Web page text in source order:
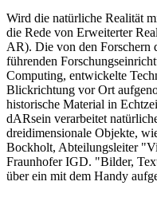
Wird die natürliche Realität
die Rede von Erweiterter
AR). Die von den Forschern
führenden
Computing, entwickelte
Blickrichtung vor Ort
historische Material in
dARsein verarbeitet
dreidimensionale Objekte,
Bockholt, Abteilungsleiter
Fraunhofer IGD. "Bilder,
über ein mit dem Handy